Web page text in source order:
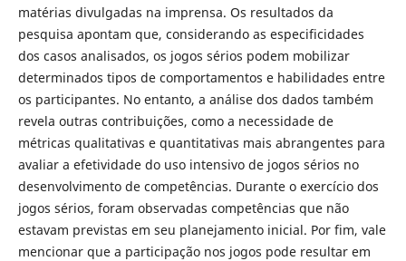
matérias divulgadas na imprensa. Os resultados da
pesquisa apontam que, considerando as especificidades
dos casos analisados, os jogos sérios podem mobilizar
determinados tipos de comportamentos e habilidades entre
os participantes. No entanto, a análise dos dados também
revela outras contribuições, como a necessidade de
métricas qualitativas e quantitativas mais abrangentes para
avaliar a efetividade do uso intensivo de jogos sérios no
desenvolvimento de competências. Durante o exercício dos
jogos sérios, foram observadas competências que não
estavam previstas em seu planejamento inicial. Por fim, vale
mencionar que a participação nos jogos pode resultar em